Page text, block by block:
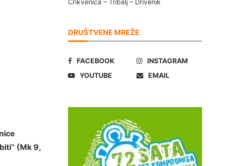
(Mk 9,
Crikvenica – Tribalj – Drivenik
DRUŠTVENE MREŽE
FACEBOOK
INSTAGRAM
YOUTUBE
EMAIL